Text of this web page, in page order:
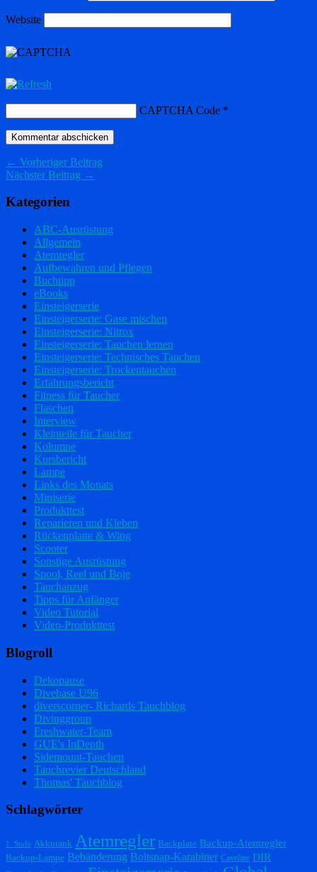
Website
CAPTCHA Code *
← Vorheriger Beitrag
Nächster Beitrag →
Kategorien
ABC-Ausrüstung
Allgemein
Atemregler
Aufbewahren und Pflegen
Buchtipp
eBooks
Einsteigerserie
Einsteigerserie: Gase mischen
Einsteigerserie: Nitrox
Einsteigerserie: Tauchen lernen
Einsteigerserie: Technisches Tauchen
Einsteigerserie: Trockentauchen
Erfahrungsbericht
Fitness für Taucher
Flaschen
Interview
Kleinteile für Taucher
Kolumne
Kursbericht
Lampe
Links des Monats
Miniserie
Produkttest
Reparieren und Kleben
Rückenplatte & Wing
Scooter
Sonstige Ausrüstung
Spool, Reel und Boje
Tauchanzug
Tipps für Anfänger
Video Tutorial
Video-Produkttest
Blogroll
Dekopause
Divebase U96
diverscorner- Richards Tauchblog
Divinggroup
Freshwater-Team
GUE's InDepth
Sidemount-Tauchen
Tauchrevier Deutschland
Thomas' Tauchblog
Schlagwörter
1. Stufe Akkutank Atemregler Backplate Backup-Atemregler
Backup-Lampe Bebänderung Boltsnap-Karabiner Caveline DIR